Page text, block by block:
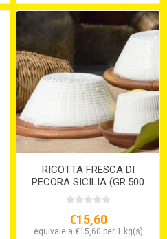
RICOTTA FRESCA DI
PECORA SICILIA (GR.500
ca.)
€15,60
equivale a €15,60 per 1 kg(s)